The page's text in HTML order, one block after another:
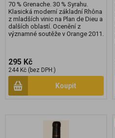
70 % Grenache. 30 % Syrahu.
Klasická moderní základní Rhôna
z mladších vinic na Plan de Dieu a
dalších oblastí. Ocenění z
významné soutěže v Orange 2011.
295 Kč
244 Kč (bez DPH:)
Koupit